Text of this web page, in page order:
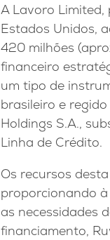
A Lavoro
Estados Unidos,
420 milhões
financeiro
um tipo de
brasileiro e
Holdings S.A.,
Linha de Crédito.
Os recursos
proporcionando
as necessidades
financiamento,